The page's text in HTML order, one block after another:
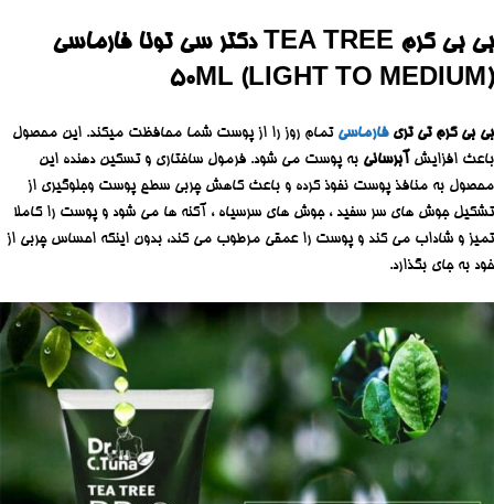
بی بی کرم TEA TREE دکتر سی تونا فارماسی
50ML (LIGHT TO MEDIUM)
بی بی کرم تی تری فارماسی تمام روز را از پوست شما محافظت میکند. این محصول
باعث افزایش آبرسانی به پوست می شود. فرمول ساختاری و تسکین دهنده این
محصول به منافذ پوست نفوذ کرده و باعث کاهش چربی سطح پوست وجلوگیری از
تشکیل جوش های سر سفید ، جوش های سرسیاه ، آکنه ها می شود و پوست را کاملا
تمیز و شاداب می کند و پوست را عمقی مرطوب می کند، بدون اینکه احساس چربی از
خود به جای بگذارد.